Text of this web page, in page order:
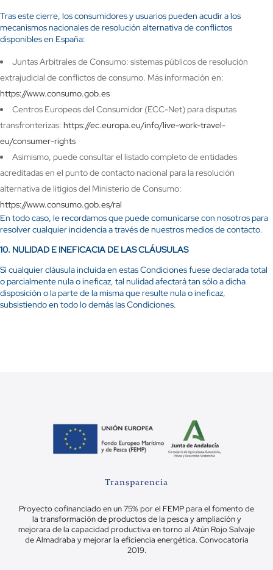
Tras este cierre, los consumidores y usuarios pueden acudir a los
mecanismos nacionales de resolución alternativa de conflictos
disponibles en España:
Juntas Arbitrales de Consumo: sistemas públicos de resolución
extrajudicial de conflictos de consumo. Más información en:
https://www.consumo.gob.es
Centros Europeos del Consumidor (ECC-Net) para disputas
transfronterizas: https://ec.europa.eu/info/live-work-travel-
eu/consumer-rights
Asimismo, puede consultar el listado completo de entidades
acreditadas en el punto de contacto nacional para la resolución
alternativa de litigios del Ministerio de Consumo:
https://www.consumo.gob.es/ral
En todo caso, le recordamos que puede comunicarse con nosotros para
resolver cualquier incidencia a través de nuestros medios de contacto.
10. NULIDAD E INEFICACIA DE LAS CLÁUSULAS
Si cualquier cláusula incluida en estas Condiciones fuese declarada total
o parcialmente nula o ineficaz, tal nulidad afectará tan sólo a dicha
disposición o la parte de la misma que resulte nula o ineficaz,
subsistiendo en todo lo demás las Condiciones.
Transparencia
Proyecto cofinanciado en un 75% por el FEMP para el fomento de
la transformación de productos de la pesca y ampliación y
mejorara de la capacidad productiva en torno al Atún Rojo Salvaje
de Almadraba y mejorar la eficiencia energética. Convocatoria
2019.